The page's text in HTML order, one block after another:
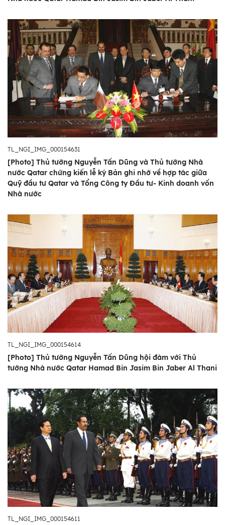
TL_NGI_IMG_000154631
[Photo] Thủ tướng Nguyễn Tấn Dũng và Thủ tướng Nhà
nước Qatar chứng kiến lễ ký Bản ghi nhớ về hợp tác giữa
Quỹ đầu tư Qatar và Tổng Công ty Đầu tư- Kinh doanh vốn
Nhà nước
TL_NGI_IMG_000154614
[Photo] Thủ tướng Nguyễn Tấn Dũng hội đàm với Thủ
tướng Nhà nước Qatar Hamad Bin Jasim Bin Jaber Al Thani
TL_NGI_IMG_000154611